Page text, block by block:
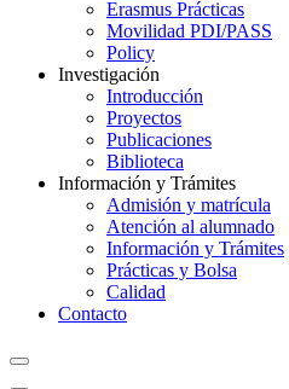
Erasmus Prácticas
Movilidad PDI/PASS
Policy
Investigación
Introducción
Proyectos
Publicaciones
Biblioteca
Información y Trámites
Admisión y matrícula
Atención al alumnado
Información y Trámites
Prácticas y Bolsa
Calidad
Contacto